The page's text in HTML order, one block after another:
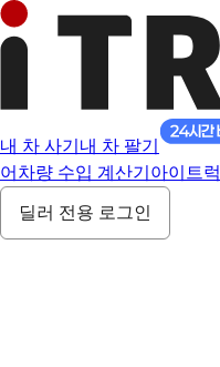
내 차 사기 내 차 팔기
어 차량 수입 계산기 아이트럭
딜러 전용 로그인